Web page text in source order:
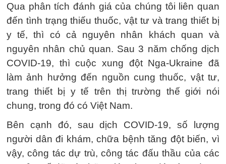
Qua phân tích đánh giá của chúng tôi liên quan
đến tình trạng thiếu thuốc, vật tư và trang thiết bị
y tế, thì có cả nguyên nhân khách quan và
nguyên nhân chủ quan. Sau 3 năm chống dịch
COVID-19, thì cuộc xung đột Nga-Ukraine đã
làm ảnh hưởng đến nguồn cung thuốc, vật tư,
trang thiết bị y tế trên thị trường thế giới nói
chung, trong đó có Việt Nam.
Bên cạnh đó, sau dịch COVID-19, số lượng
người dân đi khám, chữa bệnh tăng đột biến, vì
vậy, công tác dự trù, công tác đấu thầu của các